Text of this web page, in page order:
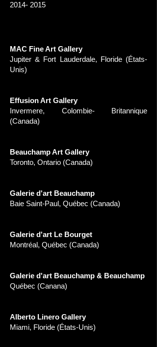
2014- 2015
MAC Fine Art Gallery
Jupiter & Fort Lauderdale, Floride (États-
Unis)
Effusion Art Gallery
Invermere, Colombie- Britannique
(Canada)
Beauchamp Art Gallery
Toronto, Ontario (Canada)
Galerie d'art Beauchamp
Baie Saint-Paul, Québec (Canada)
Galerie d'art Le Bourget
Montréal, Québec (Canada)
Galerie d'art Beauchamp & Beauchamp
Québec (Canana)
Alberto Linero Gallery
Miami, Floride (États-Unis)